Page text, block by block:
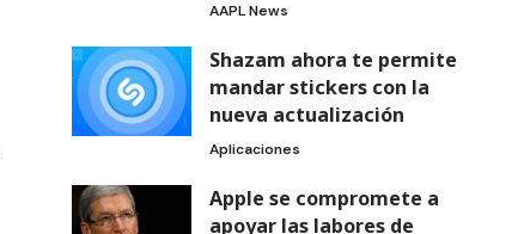
AAPL News
Shazam ahora te permite
mandar stickers con la
nueva actualización
Aplicaciones
Apple se compromete a
apoyar las labores de